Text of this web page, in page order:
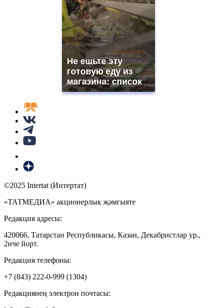
Не ешьте эту
готовую еду из
магазина: список
©2025 Intertat (Интертат)
«ТАТМЕДИА» акционерлык җәмгыяте
Редакция адресы:
420066, Татарстан Республикасы, Казан, Декабристлар ур.,
2нче йорт.
Редакция телефоны:
+7 (843) 222-0-999 (1304)
Редакциянең электрон почтасы: